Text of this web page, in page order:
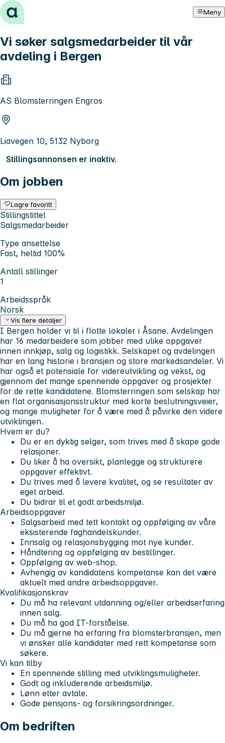
Hopp til innhold Meny
Vi søker salgsmedarbeider til vår
avdeling i Bergen
AS Blomsterringen Engros
Liavegen 10, 5132 Nyborg
Stillingsannonsen er inaktiv.
Om jobben
Lagre favoritt
Stillingstittel
Salgsmedarbeider
Type ansettelse
Fast, heltid 100%
Antall stillinger
1
Arbeidsspråk
Norsk
Vis flere detaljer
I Bergen holder vi til i flotte lokaler i Åsane. Avdelingen
har 16 medarbeidere som jobber med ulike oppgaver
innen innkjøp, salg og logistikk. Selskapet og avdelingen
har en lang historie i bransjen og store markedsandeler. Vi
har også et potensiale for videreutvikling og vekst, og
gjennom det mange spennende oppgaver og prosjekter
for de rette kandidatene. Blomsterringen som selskap har
en flat organisasjonsstruktur med korte beslutningsveier,
og mange muligheter for å være med å påvirke den videre
utviklingen.
Hvem er du?
Du er en dyktig selger, som trives med å skape gode
relasjoner.
Du liker å ha oversikt, planlegge og strukturere
oppgaver effektivt.
Du trives med å levere kvalitet, og se resultater av
eget arbeid.
Du bidrar til et godt arbeidsmiljø.
Arbeidsoppgaver
Salgsarbeid med tett kontakt og oppfølging av våre
eksisterende faghandelskunder.
Innsalg og relasjonsbygging mot nye kunder.
Håndtering og oppfølging av bestillinger.
Oppfølging av web-shop.
Avhengig av kandidatens kompetanse kan det være
aktuelt med andre arbeidsoppgaver.
Kvalifikasjonskrav
Du må ha relevant utdanning og/eller arbeidserfaring
innen salg.
Du må ha god IT-forståelse.
Du må gjerne ha erfaring fra blomsterbransjen, men
vi ønsker alle kandidater med rett kompetanse som
søkere.
Vi kan tilby
En spennende stilling med utviklingsmuligheter.
Godt og inkluderende arbeidsmiljø.
Lønn etter avtale.
Gode pensjons- og forsikringsordninger.
Om bedriften